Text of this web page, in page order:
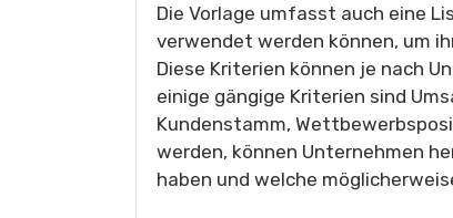
Die Vorlage umfasst auch eine
verwendet werden können, um
Diese Kriterien können je nach
einige gängige Kriterien sind
Kundenstamm,
werden, können Unternehmen
haben und welche